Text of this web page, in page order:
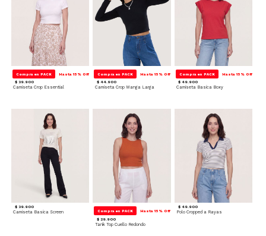
Compra en PACK Hasta 15% Off
$ 39.900
Camiseta Crop Essential
Compra en PACK Hasta 15% Off
$ 44.900
Camiseta Crop Manga Larga
Compra en PACK Hasta 15% Off
$ 49.900
Camiseta Basica Boxy
$ 39.900
Camiseta Basica Screen Compra en PACK Hasta 15% Off
$ 29.900
Tank Top Cuello Redondo
$ 49.900
Polo Cropped a Rayas